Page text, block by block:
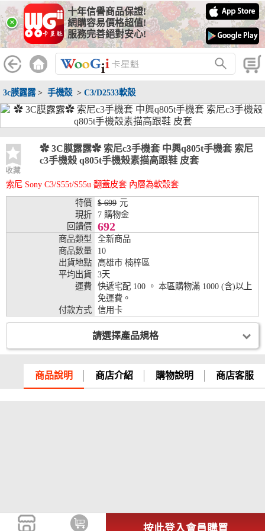
×
十年信譽商品保證!
網購容易價格超值!
服務完善絕對安心!
3c膜露露> 手機殼> C3/D2533軟殼
收藏
✿ 3C膜露露✿ 索尼c3手機套 中興q805t手機套 索尼
c3手機殼 q805t手機殼素描高跟鞋 皮套
索尼 Sony C3/S55t/S55u 翻蓋皮套 內層為軟殼套
特價
$ 699 元
現折
7 購物金
回饋價
692
商品類型
全新商品
商品數量
10
出貨地點
高雄市 楠梓區
平均出貨
3天
運費
快遞宅配 100 。 本區購物滿 1000 (含)以上
免運費。
付款方式
信用卡
請選擇產品規格
商品說明 商店介紹 購物說明 商店客服
按此登入會員購買
線上分期銀行
WooGii 與 綠界 合作，『信用卡分期付款』 與 『信用卡零利率
分期付款』 的配合銀行如下：
分期期數 提供分期之銀行
兆豐銀行、合作金庫、第一銀行、華南銀行、
彰化銀行、上海銀行、富邦銀行、國泰世華、
台灣企銀、台中銀行、匯豐銀行、華泰銀行、
銀、元大銀行、永豐銀行、玉山銀行、凱基銀
行、星展銀行、台新銀行、安泰銀行、中國信
兆豐銀行、合作金庫、第一銀行、華南銀行、
彰化銀行、上海銀行、富邦銀行、國泰世華、
台灣企銀、台中銀行、匯豐銀行、華泰銀行、
臺灣新光銀行、陽信銀行、聯邦銀行、遠東商
銀、元大銀行、永豐銀行、玉山銀行、凱基銀
行、星展銀行、台新銀行、安泰銀行、中國信
託、台灣樂天、三信商銀
12期
兆豐銀行、合作金庫、第一銀行、華南銀行、
彰化銀行、上海銀行、富邦銀行、國泰世華、
台灣企銀、台中銀行、匯豐銀行、華泰銀行、
臺灣新光銀行、陽信銀行、聯邦銀行、遠東商
銀、元大銀行、永豐銀行、玉山銀行、凱基銀
行、星展銀行、台新銀行、安泰銀行、中國信
託、台灣樂天、三信商銀
兆豐銀行、合作金庫、第一銀行、華南銀行、
彰化銀行、上海銀行、富邦銀行、國泰世華、